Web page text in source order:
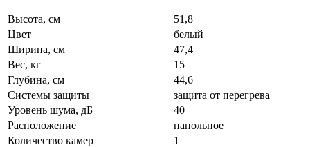
Высота, см
51,8
Цвет
белый
Ширина, см
47,4
Вес, кг
15
Глубина, см
44,6
Системы защиты
защита от перегрева
Уровень шума, дБ
40
Расположение
напольное
Количество камер
1